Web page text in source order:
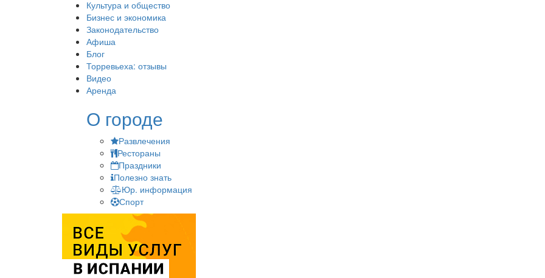
Культура и общество
Бизнес и экономика
Законодательство
Афиша
Блог
Торревьеха: отзывы
Видео
Аренда
О городе
Развлечения
Рестораны
Праздники
Полезно знать
Юр. информация
Спорт